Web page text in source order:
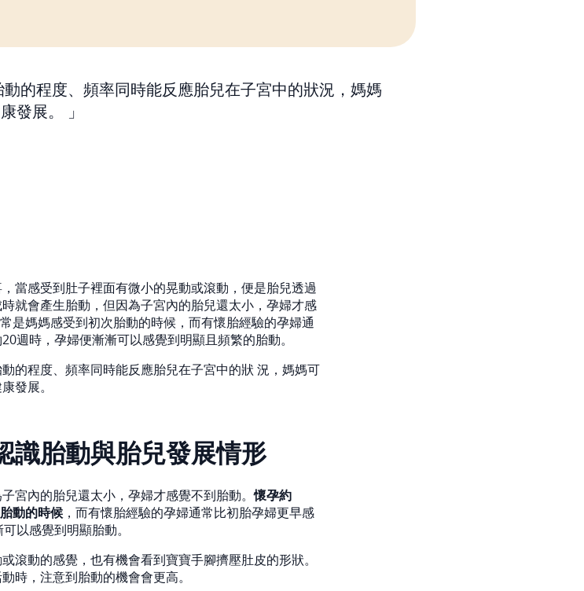
的程度、頻率同時能反應胎兒在子宮中的狀況，媽媽
發展。
當感受到肚子裡面有微小的晃動或滾動，便是胎兒透過
就會產生胎動，但因為子宮內的胎兒還太小，孕婦才感
是媽媽感受到初次胎動的時候，而有懷胎經驗的孕婦通
週時，孕婦便漸漸可以感覺到明顯且頻繁的胎動。
的程度、頻率同時能反應胎兒在子宮中的狀 況，媽媽可
發展。
識胎動與胎兒發展情形
宮內的胎兒還太小，孕婦才感覺不到胎動。懷孕約
動的時候，而有懷胎經驗的孕婦通常比初胎孕婦更早感
以感覺到明顯胎動。
滾動的感覺，也有機會看到寶寶手腳擠壓肚皮的形狀。
時，注意到胎動的機會會更高。